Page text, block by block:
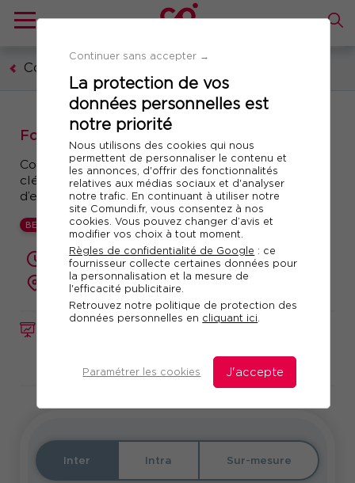
Continuer sans accepter →
La protection de vos
données personnelles est
notre priorité
Nous utilisons des cookies qui nous
permettent de personnaliser le contenu et
les annonces, d'offrir des fonctionnalités
relatives aux médias sociaux et d'analyser
notre trafic. En continuant à utiliser notre
site Comundi.fr, vous consentez à nos
cookies. Vous pouvez changer d’avis et
modifier vos choix à tout moment.
Règles de confidentialité de Google : ce
fournisseur collecte certaines données pour
la personnalisation et la mesure de
l'efficacité publicitaire.
Retrouvez notre politique de protection des
données personnelles en cliquant ici.
Paramétrer les cookies J'accepte
Communication, marketing, digital
Télécharger le programme
Formation : Brand content
Construire une stratégie de contenu : toutes les
clés pour diffuser du contenu sur la valeur
d’entreprise
BEST
2 jours (14 heures)
présentiel ou à distance
Inter Intra Sur-mesure